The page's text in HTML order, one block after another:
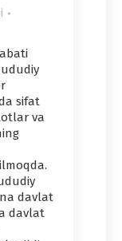
sifat
va
davlat
davlat